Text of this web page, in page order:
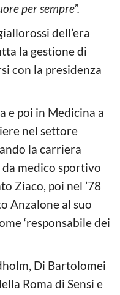
per sempre”.
dell’era
la gestione di
con la presidenza
e poi in Medicina a
nel settore
la carriera
medico sportivo
Ziaco, poi nel ’78
Anzalone al suo
‘responsabile dei
Di Bartolomei
Roma di Sensi e